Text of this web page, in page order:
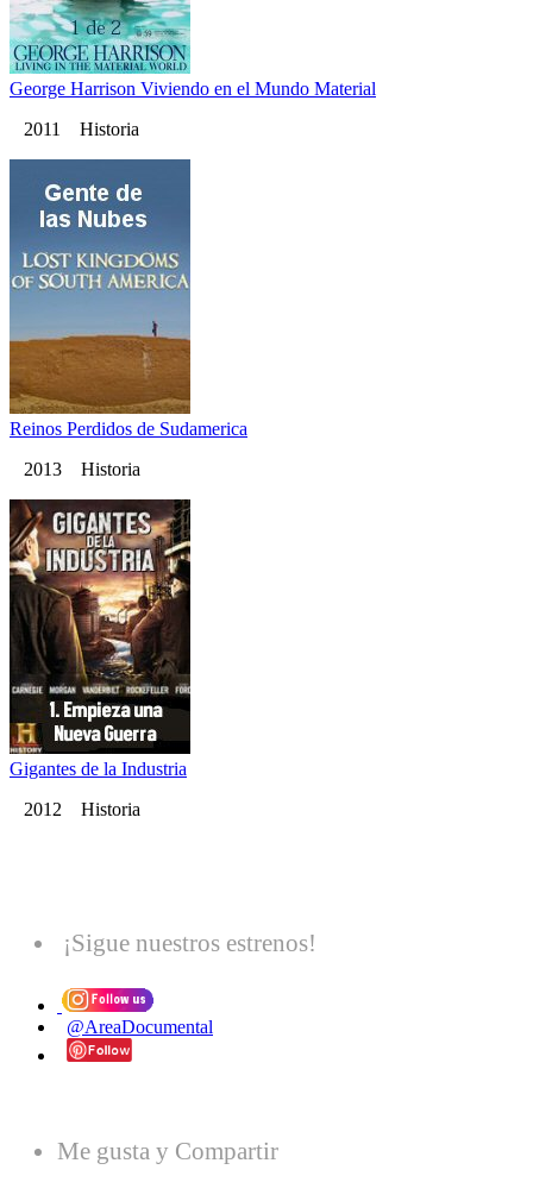
George Harrison Viviendo en el Mundo Material
2011 Historia
Reinos Perdidos de Sudamerica
2013 Historia
Gigantes de la Industria
2012 Historia
¡Sigue nuestros estrenos!
@AreaDocumental
Me gusta y Compartir